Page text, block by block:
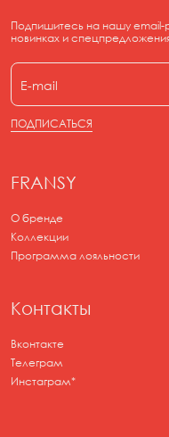
Подпишитесь на нашу email-
новинках и
ПОДПИСАТЬСЯ
FRANSY
О бренде
Коллекции
Программа лояльности
Контакты
Вконтакте
Телеграм
Инстаграм*